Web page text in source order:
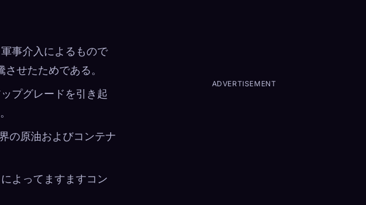
事介入によるもので
せたためである。
プグレードを引き起
の原油およびコンテナ
よってますますコン
ADVERTISEMENT